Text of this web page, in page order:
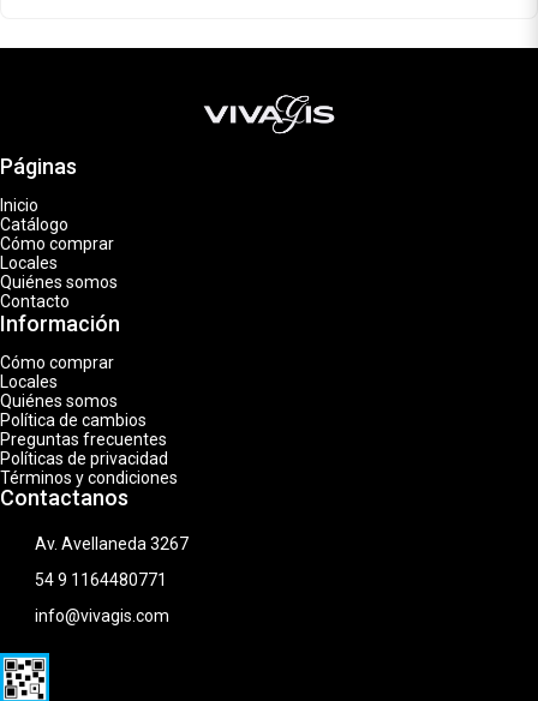
Páginas
Inicio
Catálogo
Cómo comprar
Locales
Quiénes somos
Contacto
Información
Cómo comprar
Locales
Quiénes somos
Política de cambios
Preguntas frecuentes
Políticas de privacidad
Términos y condiciones
Contactanos
Av. Avellaneda 3267
54 9 1164480771
info@vivagis.com